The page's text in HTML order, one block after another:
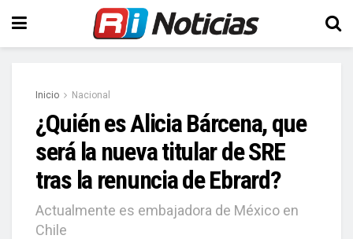
Inicio Nacional
¿Quién es Alicia Bárcena, que
será la nueva titular de SRE
tras la renuncia de Ebrard?
Actualmente es embajadora de México en
Chile